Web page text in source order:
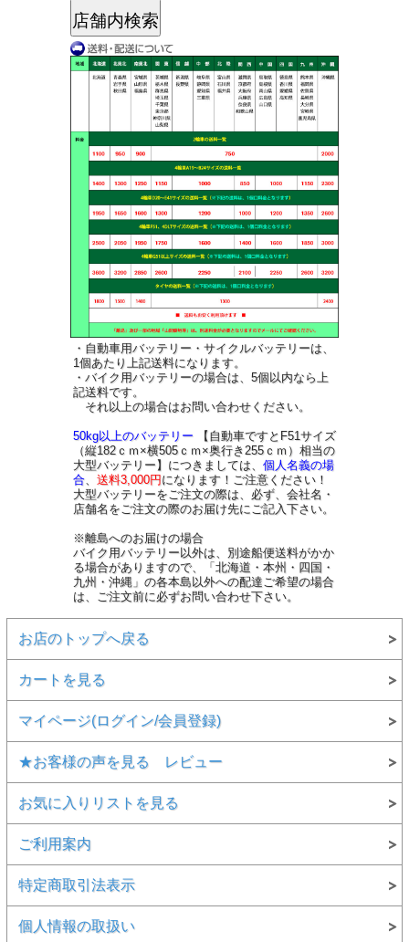
・自動車用バッテリー・サイクルバッテリーは、
1個あたり上記送料になります。
・バイク用バッテリーの場合は、5個以内なら上
記送料です。
それ以上の場合はお問い合わせください。
50kg以上のバッテリー 【自動車ですとF51サイズ
（縦182ｃｍ×横505ｃｍ×奥行き255ｃｍ）相当の
大型バッテリー】につきましては、 個人名義の場
合
送料3,000円 になります！ご注意ください！
大型バッテリーをご注文の際は、必ず、会社名・
店舗名をご注文の際のお届け先にご記入下さい。
※離島へのお届けの場合
バイク用バッテリー以外は、別途船便送料がかか
る場合がありますので、「北海道・本州・四国・
九州・沖縄」の各本島以外への配達ご希望の場合
は、ご注文前に必ずお問い合わせ下さい。
お店のトップへ戻る
カートを見る
マイページ(ログイン/会員登録)
★お客様の声を見る レビュー
お気に入りリストを見る
ご利用案内
特定商取引法表示
個人情報の取扱い